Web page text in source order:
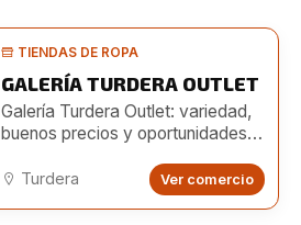
TIENDAS DE ROPA
GALERÍA TURDERA OUTLET
Galería Turdera Outlet: variedad,
buenos precios y oportunidades
Turdera Ver comercio